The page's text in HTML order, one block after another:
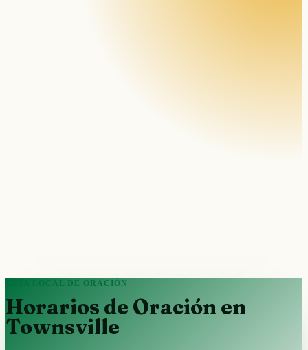
GUÍA LOCAL DE ORACIÓN
Horarios de Oración en
Townsville